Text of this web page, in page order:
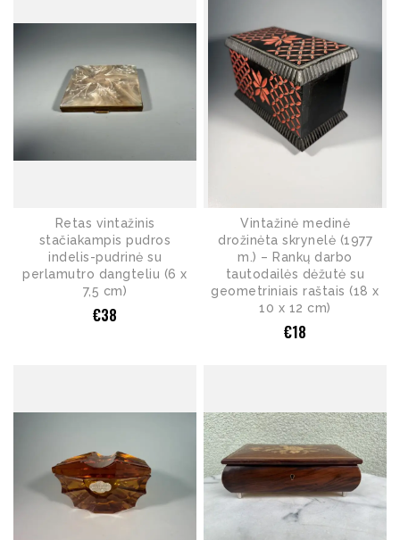
Retas vintažinis
stačiakampis pudros
indelis-pudrinė su
perlamutro dangteliu (6 x
7,5 cm)
€38
Vintažinė medinė
drožinėta skrynelė (1977
m.) – Rankų darbo
tautodailės dėžutė su
geometriniais raštais (18 x
10 x 12 cm)
€18